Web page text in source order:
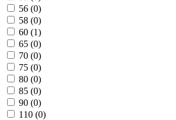
56 (0)
58 (0)
60 (1)
65 (0)
70 (0)
75 (0)
80 (0)
85 (0)
90 (0)
110 (0)